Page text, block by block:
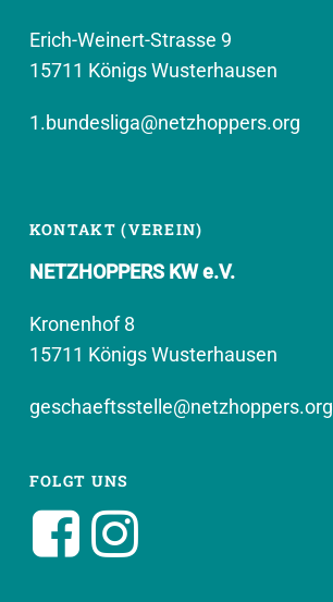
Erich-Weinert-Strasse 9
15711 Königs Wusterhausen
1.bundesliga@netzhoppers.org
KONTAKT (VEREIN)
NETZHOPPERS KW e.V.
Kronenhof 8
15711 Königs Wusterhausen
geschaeftsstelle@netzhoppers.org
FOLGT UNS